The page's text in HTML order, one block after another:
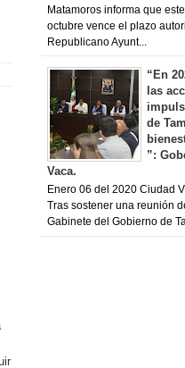
Matamoros informa que
octubre vence el plazo
Republicano Ayunt...
“En
las
de
”:
Vaca.
Enero 06 del 2020 Ciudad
Tras sostener una reunión
Gabinete del Gobierno de